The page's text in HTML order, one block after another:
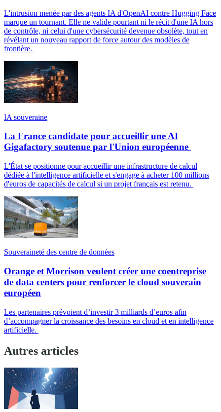
L'intrusion menée par des agents IA d'OpenAI contre Hugging Face
marque un tournant. Elle ne valide pourtant ni le récit d'une IA hors
de contrôle, ni celui d'une cybersécurité devenue obsolète, tout en
révélant un nouveau rapport de force autour des modèles de
frontière.
IA souveraine
La France candidate pour accueillir une AI
Gigafactory soutenue par l'Union européenne
L'État se positionne pour accueillir une infrastructure de calcul
dédiée à l'intelligence artificielle et s'engage à acheter 100 millions
d'euros de capacités de calcul si un projet français est retenu.
Souveraineté des centre de données
Orange et Morrison veulent créer une coentreprise
de data centers pour renforcer le cloud souverain
européen
Les partenaires prévoient d’investir 3 milliards d’euros afin
d’accompagner la croissance des besoins en cloud et en intelligence
artificielle.
Autres articles